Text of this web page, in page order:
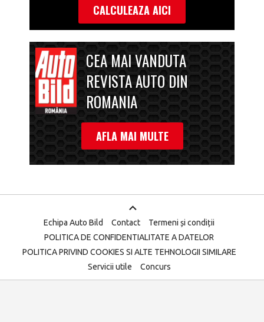
CALCULEAZA AICI
CEA MAI VANDUTA
REVISTA AUTO DIN
ROMANIA
AFLA MAI MULTE
Echipa Auto Bild Contact
Termeni și condiții
POLITICA DE CONFIDENTIALITATE A DATELOR
POLITICA PRIVIND COOKIES SI ALTE TEHNOLOGII SIMILARE
Servicii utile
Concurs